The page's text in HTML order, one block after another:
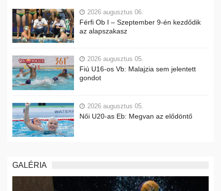
2026 augusztus 06.
Férfi Ob I – Szeptember 9-én kezdődik
az alapszakasz
2026 augusztus 05.
Fiú U16-os Vb: Malajzia sem jelentett
gondot
2026 augusztus 05.
Női U20-as Eb: Megvan az elődöntő
GALÉRIA